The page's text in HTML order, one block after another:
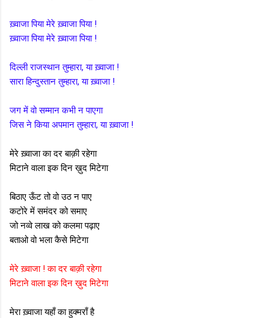
ख़्वाजा पिया मेरे ख़्वाजा पिया !
ख़्वाजा पिया मेरे ख़्वाजा पिया !
दिल्ली राजस्थान तुम्हारा, या ख़्वाजा !
सारा हिन्दुस्तान तुम्हारा, या ख़्वाजा !
जग में वो सम्मान कभी न पाएगा
जिस ने किया अपमान तुम्हारा, या ख़्वाजा !
मेरे ख़्वाजा का दर बाक़ी रहेगा
मिटाने वाला इक दिन ख़ुद मिटेगा
बिठाए ऊँट तो वो उठ न पाए
कटोरे में समंदर को समाए
जो नव्वे लाख को कलमा पढ़ाए
बताओ वो भला कैसे मिटेगा
मेरे ख़्वाजा ! का दर बाक़ी रहेगा
मिटाने वाला इक दिन ख़ुद मिटेगा
मेरा ख़्वाजा यहाँ का हुक्मराँ है